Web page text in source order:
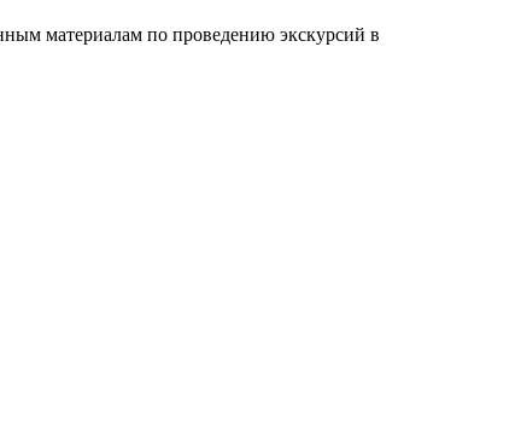
материалам по проведению экскурсий в